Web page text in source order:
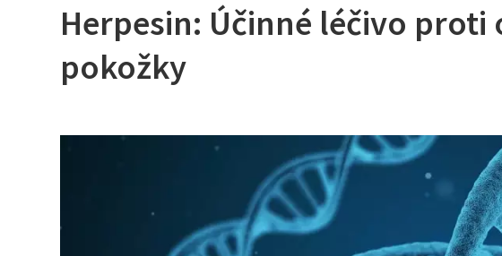
Herpesin: Účinné léčivo
pokožky